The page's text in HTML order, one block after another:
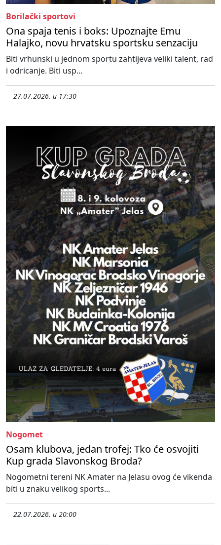
Borilački sportovi
Ona spaja tenis i boks: Upoznajte Emu
Halajko, novu hrvatsku sportsku senzaciju
Biti vrhunski u jednom sportu zahtijeva veliki talent, rad
i odricanje. Biti usp...
27.07.2026. u 17:30
Nogomet
Osam klubova, jedan trofej: Tko će osvojiti
Kup grada Slavonskog Broda?
Nogometni tereni NK Amater na Jelasu ovog će vikenda
biti u znaku velikog sports...
22.07.2026. u 20:00